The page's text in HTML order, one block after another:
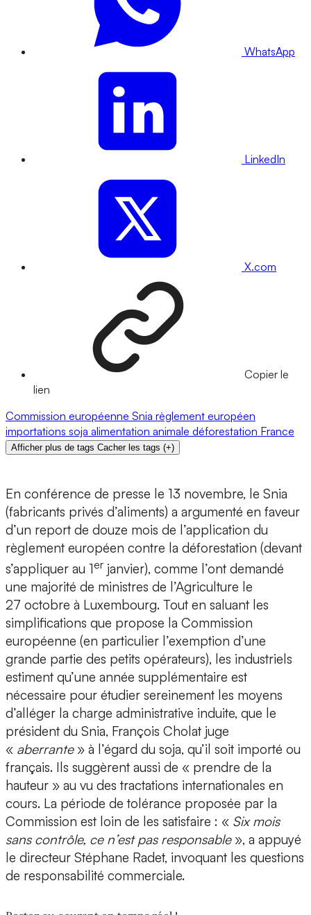
WhatsApp
LinkedIn
X.com
Copier le
lien
Commission européenne Snia règlement européen
importations soja alimentation animale déforestation France
Afficher plus de tags Cacher les tags (+)
En conférence de presse le 13 novembre, le Snia
(fabricants privés d’aliments) a argumenté en faveur
d’un report de douze mois de l’application du
règlement européen contre la déforestation (devant
s’appliquer au 1er janvier), comme l’ont demandé
une majorité de ministres de l’Agriculture le
27 octobre à Luxembourg. Tout en saluant les
simplifications que propose la Commission
européenne (en particulier l’exemption d’une
grande partie des petits opérateurs), les industriels
estiment qu’une année supplémentaire est
nécessaire pour étudier sereinement les moyens
d’alléger la charge administrative induite, que le
président du Snia, François Cholat juge
« aberrante» à l’égard du soja, qu’il soit importé ou
français. Ils suggèrent aussi de « prendre de la
hauteur » au vu des tractations internationales en
cours. La période de tolérance proposée par la
Commission est loin de les satisfaire : « Six mois
sans contrôle, ce n’est pas responsable», a appuyé
le directeur Stéphane Radet, invoquant les questions
de responsabilité commerciale.